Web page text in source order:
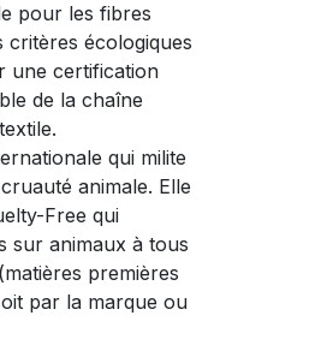
pour les fibres
critères écologiques
une certification
de la chaîne
qui milite
animale. Elle
Free qui
sur animaux à tous
premières
par la marque ou